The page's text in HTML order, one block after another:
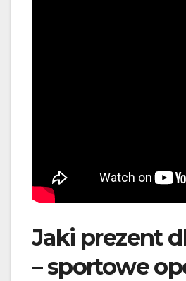
Jaki prezent
– sportowe